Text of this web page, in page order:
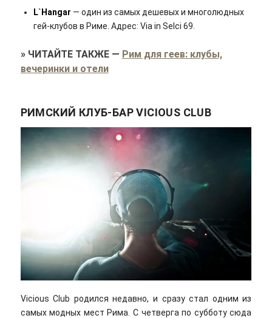
L`Hangar — один из самых дешевых и многолюдных
гей-клубов в Риме. Адрес: Via in Selci 69.
» ЧИТАЙТЕ ТАКЖЕ— Рим для геев: клубы,
вечеринки и отели
РИМСКИЙ КЛУБ-БАР VICIOUS CLUB
Vicious Club родился недавно, и сразу стал одним из
самых модных мест Рима. С четверга по субботу сюда